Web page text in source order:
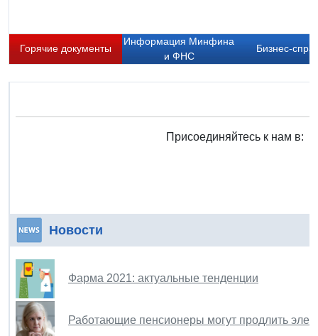
Горячие документы
Информация Минфина
и ФНС
Бизнес-
Присоединяйтесь к нам в:
Новости
Фарма 2021: актуальные тенденции
Работающие пенсионеры могут продлить